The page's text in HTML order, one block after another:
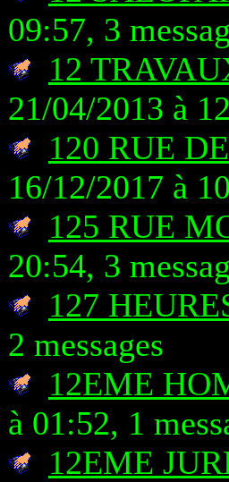
09:57, 3
12
21/04/2013 à
120 RUE
16/12/2017 à
125 RUE
20:54, 3
127
2 messages
12EME
à 01:52, 1
12EME